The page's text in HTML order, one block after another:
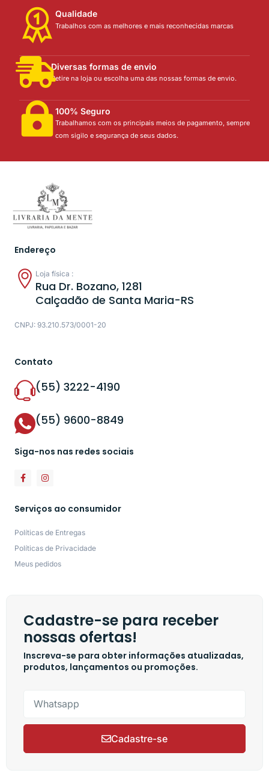
Qualidade
Trabalhos com as melhores e mais reconhecidas marcas
Diversas formas de envio
Retire na loja ou escolha uma das nossas formas de envio.
100% Seguro
Trabalhamos com os principais meios de pagamento, sempre
com sigilo e segurança de seus dados.
Endereço
Loja física :
Rua Dr. Bozano, 1281
Calçadão de Santa Maria-RS
CNPJ: 93.210.573/0001-20
Contato
(55) 3222-4190
(55) 9600-8849
Siga-nos nas redes sociais
Serviços ao consumidor
Políticas de Entregas
Políticas de Privacidade
Meus pedidos
Cadastre-se para receber
nossas ofertas!
Inscreva-se para obter informações atualizadas,
produtos, lançamentos ou promoções.
Cadastre-se